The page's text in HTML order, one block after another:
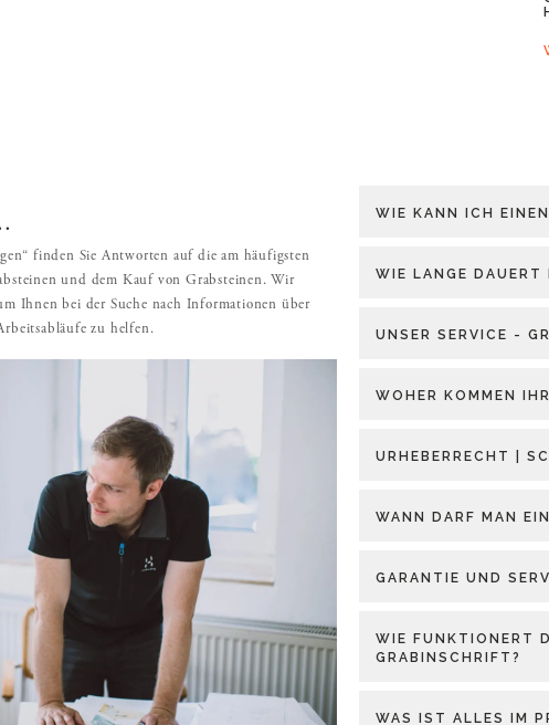
finden Sie Antworten auf die am häufigsten
und dem Kauf von Grabsteinen. Wir
Ihnen bei der Suche nach Informationen über
zu helfen.
WIE KANN ICH
WIE LANGE DAUERT
UNSER SERVICE -
WOHER KOMMEN
URHEBERRECHT |
WANN DARF MAN
GARANTIE UND
WIE FUNKTIONERT
GRABINSCHRIFT?
WAS IST ALLES IM